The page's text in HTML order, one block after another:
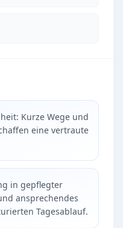
Kurze Wege und
eine vertraute
in gepflegter
ansprechendes
Tagesablauf.